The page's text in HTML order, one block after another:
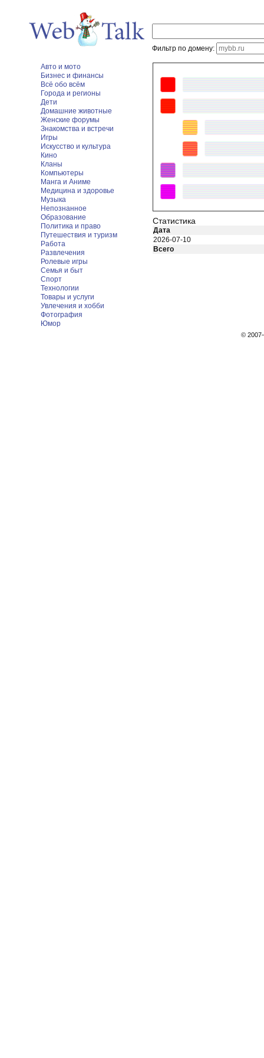
Фильтр по домену:
Авто и мото
Бизнес и финансы
Всё обо всём
Города и регионы
Дети
Домашние животные
Женские форумы
Знакомства и встречи
Игры
Искусство и культура
Кино
Кланы
Компьютеры
Манга и Аниме
Медицина и здоровье
Музыка
Непознанное
Образование
Политика и право
Путешествия и туризм
Работа
Развлечения
Ролевые игры
Семья и быт
Спорт
Технологии
Товары и услуги
Увлечения и хобби
Фотография
Юмор
Статистика
Дата
2026-07-10
Всего
©